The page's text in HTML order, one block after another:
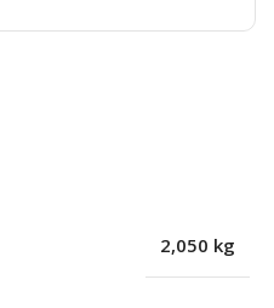
2,050 kg